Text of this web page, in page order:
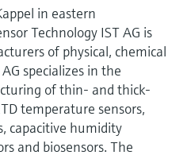
in eastern
Technology IST AG is
of physical, chemical
specializes in the
of thin- and thick-
temperature sensors,
capacitive humidity
and biosensors. The